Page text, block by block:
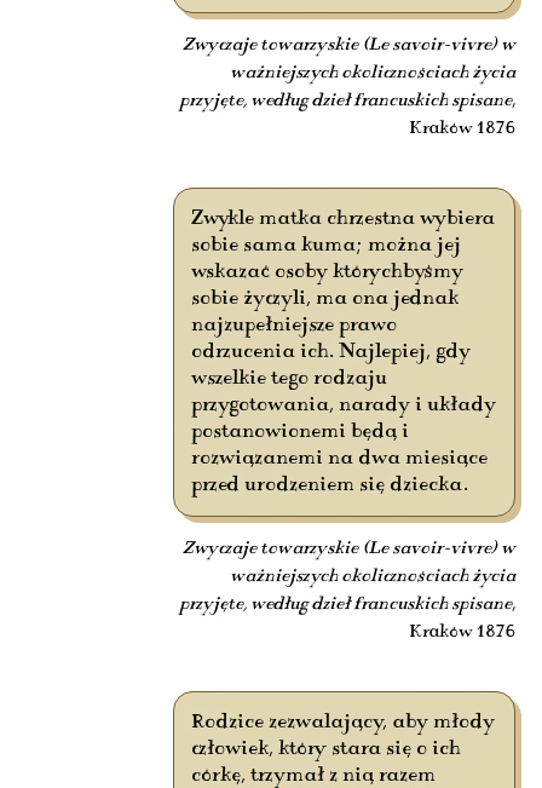
Zwyczaje towarzyskie (Le savoir-vivre) w
ważniejszych okolicznościach życia
przyjęte, według dzieł francuskich spisane,
Kraków 1876
Zwykle matka chrzestna wybiera
sobie sama kuma; można jej
wskazać osoby którychbyśmy
sobie życzyli, ma ona jednak
najzupełniejsze prawo
odrzucenia ich. Najlepiej, gdy
wszelkie tego rodzaju
przygotowania, narady i układy
postanowionemi będą i
rozwiązanemi na dwa miesiące
przed urodzeniem się dziecka.
Zwyczaje towarzyskie (Le savoir-vivre) w
ważniejszych okolicznościach życia
przyjęte, według dzieł francuskich spisane,
Kraków 1876
Rodzice zezwalający, aby młody
człowiek, który stara się o ich
córkę, trzymał z nią razem